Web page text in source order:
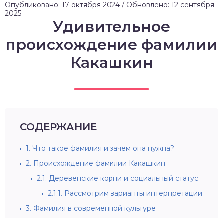
Опубликовано: 17 октября 2024 / Обновлено: 12 сентября
2025
Удивительное
происхождение фамилии
Какашкин
СОДЕРЖАНИЕ
1. Что такое фамилия и зачем она нужна?
2. Происхождение фамилии Какашкин
2.1. Деревенские корни и социальный статус
2.1.1. Рассмотрим варианты интерпретации
3. Фамилия в современной культуре